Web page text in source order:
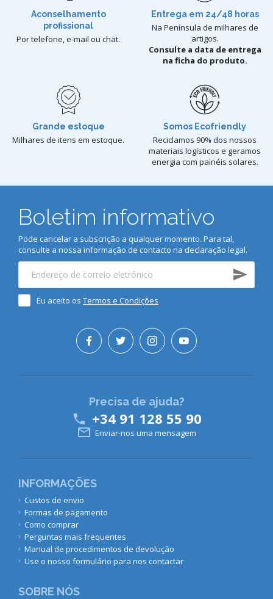
Aconselhamento
profissional
Por telefone, e-mail ou chat.
Entrega em 24/48 horas
Na Península de milhares de
artigos.
Consulte a data de entrega
na ficha do produto.
Grande estoque
Milhares de itens em estoque.
Somos Ecofriendly
Reciclamos 90% dos nossos
materiais logísticos e geramos
energia com painéis solares.
Boletim informativo
Pode cancelar a subscrição a qualquer momento. Para tal,
consulte a nossa informação de contacto na declaração legal.
Eu aceito os Termos e Condições
INFORMAÇÕES
Custos de envio
Formas de pagamento
Como comprar
Perguntas mais frequentes
Manual de procedimentos de devolução
Use o nosso formulário para nos contactar
SOBRE NÓS
Precisa de ajuda?
 +34 91 128 55 90
 Enviar-nos uma mensagem